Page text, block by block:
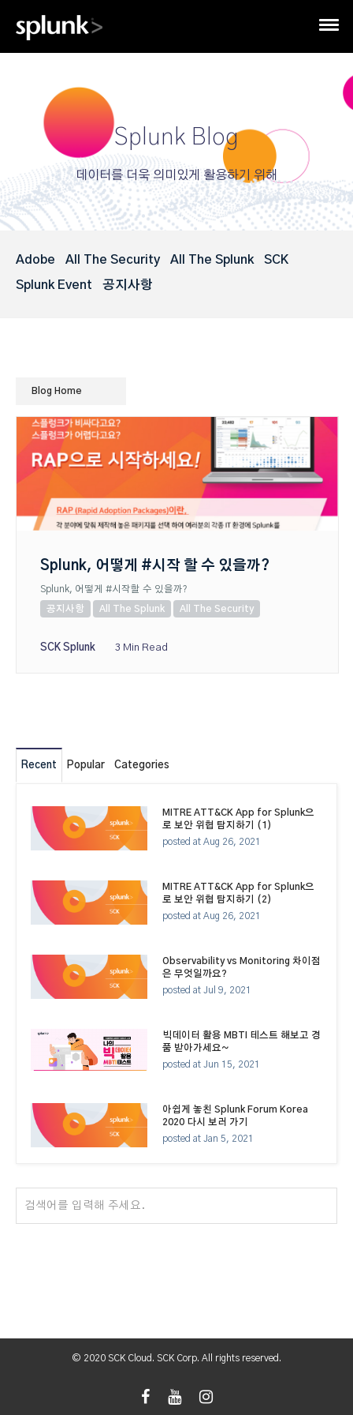
Splunk Blog
데이터를 더욱 의미있게 활용하기 위해
Adobe All The Security All The Splunk
SCK
Splunk Event
공지사항
Blog Home
Splunk, 어떻게 #시작 할 수 있을까?
Splunk, 어떻게 #시작할 수 있을까?
공지사항 All The Splunk All The Security
SCK Splunk 3 Min Read
Recent Popular Categories
MITRE ATT&CK App for Splunk으
로 보안 위협 탐지하기 (1)
posted at Aug 26, 2021
MITRE ATT&CK App for Splunk으
로 보안 위협 탐지하기 (2)
posted at Aug 26, 2021
Observability vs Monitoring 차이점
은 무엇일까요?
posted at Jul 9, 2021
빅데이터 활용 MBTI 테스트 해보고 경
품 받아가세요~
posted at Jun 15, 2021
아쉽게 놓친 Splunk Forum Korea
2020 다시 보러 가기
posted at Jan 5, 2021
© 2020 SCK Cloud. SCK Corp. All rights reserved.